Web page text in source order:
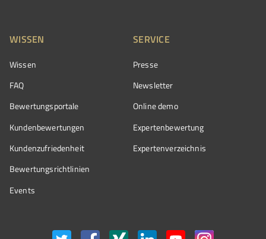
WISSEN
Wissen
FAQ
Bewertungsportale
Kundenbewertungen
Kundenzufriedenheit
Bewertungs­richtlinien
Events
SERVICE
Presse
Newsletter
Online demo
Expertenbewertung
Expertenverzeichnis